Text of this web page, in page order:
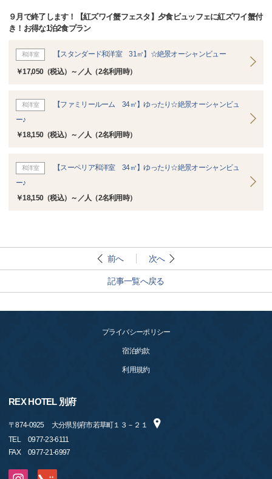
９月で終了します！【紅ズワイ蟹フェスタ】夕食ビュッフェに紅ズワイ蟹付
き！お得な1泊2食プラン
和洋室 【スタンダード和洋室 31㎡】☆絶景オーシャンビュー
￥17,050（税込）～／人（2名利用時）
和洋室
【ファミリールーム 34㎡】ゆったり☆絶景オーシャンビュ
ー♪
￥18,150（税込）～／人（2名利用時）
和洋室
【スーペリア和洋室 34㎡】ゆったり☆絶景オーシャンビュ
ー♪
￥18,150（税込）～／人（2名利用時）
前へ 次へ
記事一覧へ戻る
プライバシーポリシー
宿泊約款
利用規約
REX HOTEL 別府
〒874-0925
大分県別府市若草町１３－２１
TEL
0977-23-6111
FAX
0977-21-6997